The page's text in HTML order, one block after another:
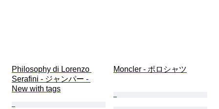
Philosophy di Lorenzo
Serafini - ジャンパー -
New with tags
Moncler - ポロシャツ